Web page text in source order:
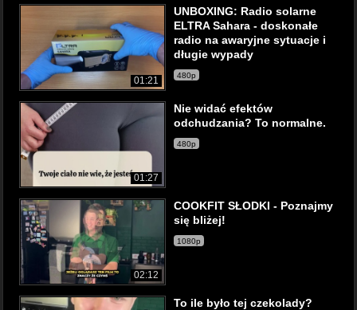
01:21
UNBOXING: Radio solarne
ELTRA Sahara - doskonałe
radio na awaryjne sytuacje i
długie wypady
480p
01:27
Nie widać efektów
odchudzania? To normalne.
480p
02:12
COOKFIT SŁODKI - Poznajmy
się bliżej!
1080p
To ile było tej czekolady?